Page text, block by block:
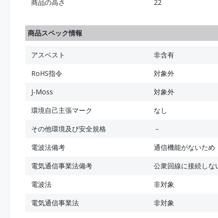
商品の高さ 22
商品スペック情報
アスベスト
非含有
RoHS指令
対象外
J-Moss
対象外
環境自己主張マーク
なし
その他環境及び安全規格
－
電波法備考
通信機能がないため
電気通信事業法備考
公衆回線に接続しな
電波法
非対象
電気通信事業法
非対象